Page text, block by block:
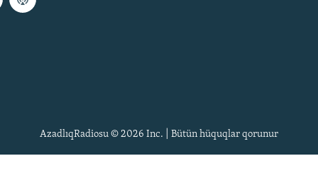
AzadlıqRadiosu © 2026 Inc. | Bütün hüquqlar qorunur